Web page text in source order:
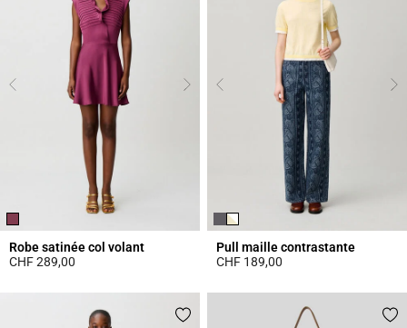
Robe satinée col volant
CHF 289,00
Pull maille contrastante
CHF 189,00